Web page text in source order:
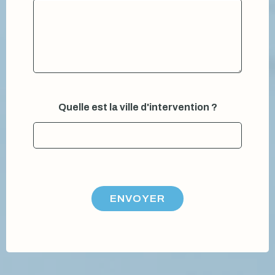
Quelle est la ville d'intervention ?
ENVOYER